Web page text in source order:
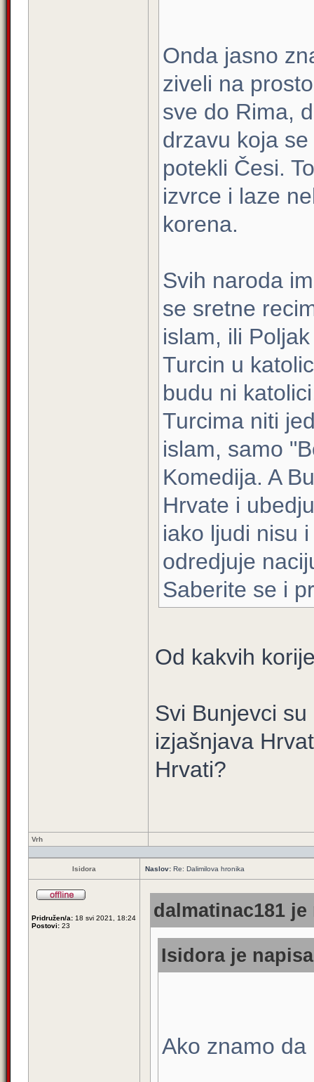
Onda jasno
ziveli na
sve do Rima,
drzavu koja
potekli Česi.
izvrce i laze
korena.
Svih naroda
se sretne
islam, ili
Turcin u
budu ni
Turcima niti
islam, samo
Komedija. A
Hrvate i
iako ljudi nisu
odredjuje
Saberite se i
Od kakvih
Svi Bunjevci
izjašnjava
Hrvati?
Vrh
Isidora Naslov: Re: Dalimilova hronika
Pridružen/a: 18 svi 2021, 18:24
Postovi: 23
dalmatinac181
Isidora je
Ako znamo